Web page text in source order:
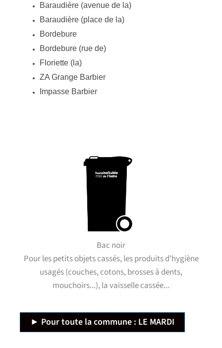
Baraudière (avenue de la)
Baraudière (place de la)
Bordebure
Bordebure (rue de)
Floriette (la)
ZA Grange Barbier
Impasse Barbier
Bac noir
Pour les petits objets cassés, les produits d'hygiène
usagés (couches, cotons, brosses à dents,
mouchoirs...), la vaisselle cassée...
► Pour toute la commune : LE MARDI